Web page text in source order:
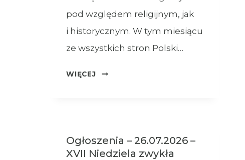
pod względem religijnym, jak
i historycznym. W tym miesiącu
ze wszystkich stron Polski…
WIĘCEJ
OGŁOSZENIA
–
02.08.2026
Ogłoszenia – 26.07.2026 –
XVII Niedziela zwykła